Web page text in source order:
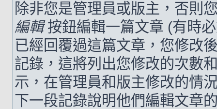
除非您是管理員或版主，否則
編輯按鈕編輯一篇文章 (有時
已經回覆過這篇文章，您修改
記錄，這將列出您修改的次數
示，在管理員和版主修改的情
下一段記錄說明他們編輯文章